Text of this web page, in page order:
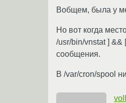
Вобщем, была у
Но вот когда
/usr/bin/vnstat ] &&
сообщения.
В /var/cron/spool